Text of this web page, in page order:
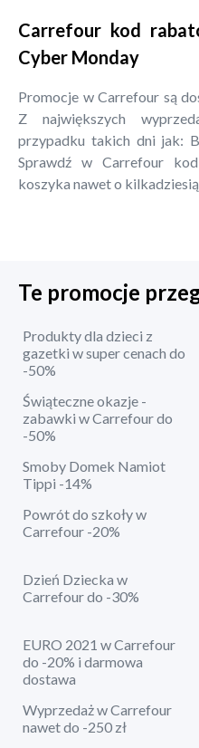
Carrefour kod
Cyber Monday
Promocje w Carrefour są
Z największych
przypadku takich dni jak:
Sprawdź w Carrefour
koszyka nawet o
Te promocje
Produkty dla dzieci z
gazetki w super cenach do
-50%
Świąteczne okazje -
zabawki w Carrefour do
-50%
Smoby Domek Namiot
Tippi -14%
Powrót do szkoły w
Carrefour -20%
Dzień Dziecka w
Carrefour do -30%
EURO 2021 w Carrefour
do -20% i darmowa
dostawa
Wyprzedaż w Carrefour
nawet do -250 zł